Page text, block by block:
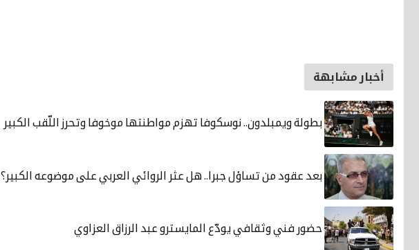
أخبار مشابهة
بطولة ويمبلدون.. نوسكوفا تهزم مواطنتها موخوفا وتحرز اللّقب الكبير
بعد عقود من تساؤل جبرا.. هل عثر الروائي العربي على موضوعه الكبير؟
حضور فني وثقافي يودّع المايسترو عبد الرزاق العزاوي